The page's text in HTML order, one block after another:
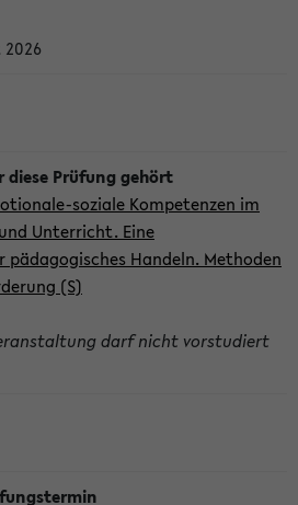
soziale Kompetenzen im
Unterricht. Eine
Handeln. Methoden
(S)
darf nicht vorstudiert